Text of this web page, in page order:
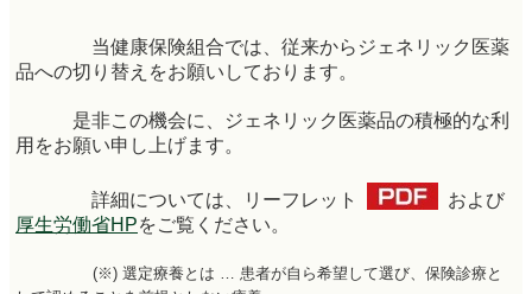
当健康保険組合では、従来からジェネリック医薬
品への切り替えをお願いしておりま す。
是非この機会に、ジェネリック医薬品の積極的な利
用をお願い申し上げます。
詳細については、リーフレット
および
厚生労働省HPをご覧ください。
(※) 選定療養とは … 患者が自ら希望して選び、保険診療と